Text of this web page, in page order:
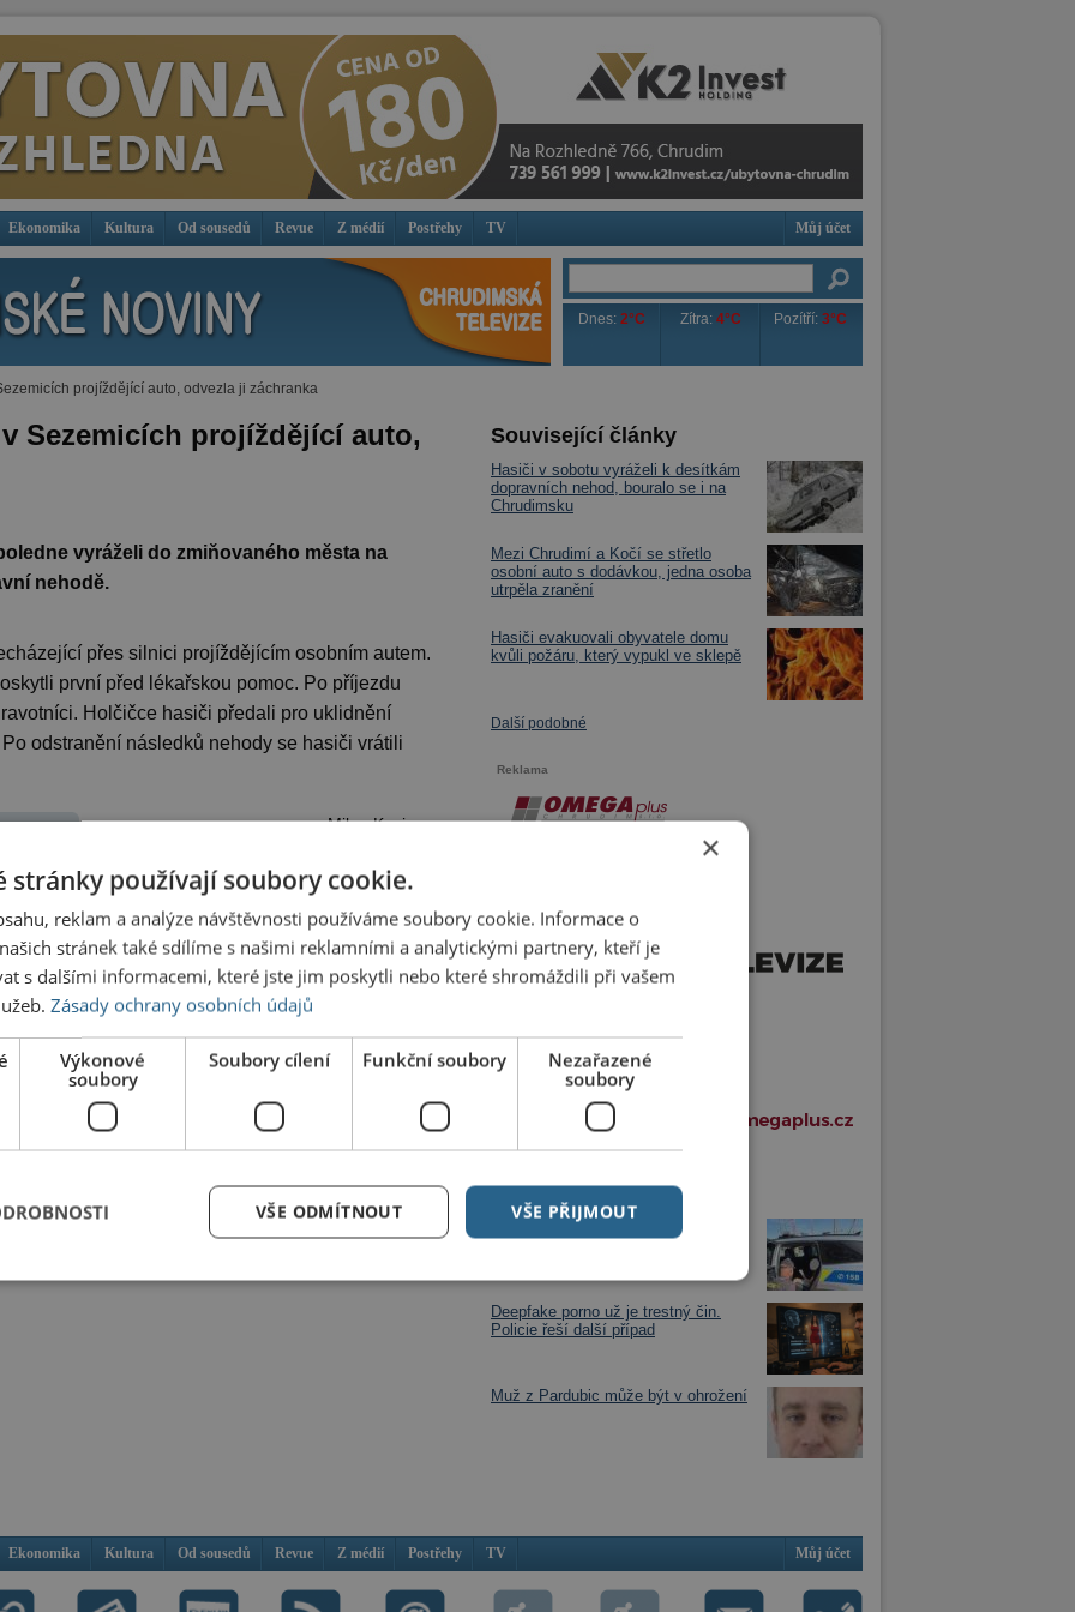
Ekonomika Kultura Od sousedů Revue Z médií Postřehy TV Můj účet
Dnes:2°C Zítra:4°C Pozítří: 3°C
projíždějící auto, odvezla ji záchranka
Sezemicích projíždějící auto,
vyráželi do zmiňovaného města na
nehodě.
přes silnici projíždějícím osobním autem.
první před lékařskou pomoc. Po příjezdu
Holčičce hasiči předali pro uklidnění
odstranění následků nehody se hasiči vrátili
Milan Kosina
nehoda,
zaregistrujte
Související články
Hasiči v sobotu vyráželi k desítkám
dopravních nehod, bouralo se i na
Chrudimsku
Mezi Chrudimí a Kočí se střetlo
osobní auto s dodávkou, jedna osoba
utrpěla zranění
Hasiči evakuovali obyvatele domu
kvůli požáru, který vypukl ve sklepě
Další podobné
Reklama
Další články v rubrice
Po rozjezdu vlaku zjistil, že má dítě
Deepfake porno už je trestný čin.
Policie řeší další případ
Muž z Pardubic může být v ohrožení
Ekonomika Kultura Od sousedů Revue Z médií Postřehy TV Můj účet
×
stránky používají soubory cookie.
reklam a analýze návštěvnosti používáme soubory cookie. Informace o
stránek také sdílíme s našimi reklamními a analytickými partnery, kteří je
s dalšími informacemi, které jste jim poskytli nebo které shromáždili při vašem
Zásady ochrany osobních údajů
Výkonové
soubory
Soubory cílení Funkční soubory
Nezařazené
soubory
VŠE PŘIJMOUT
VŠE ODMÍTNOUT